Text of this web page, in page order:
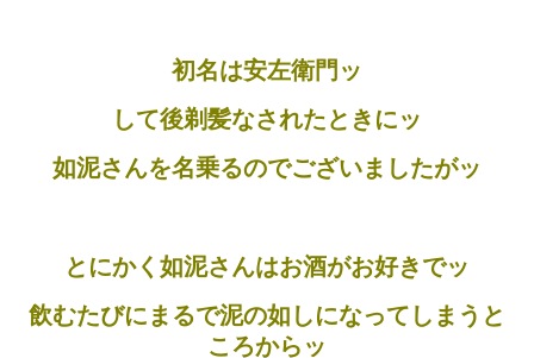
初名は安左衛門ッ
して後剃髪なされたときにッ
如泥さんを名乗るのでございましたがッ
とにかく如泥さんはお酒がお好きでッ
飲むたびにまるで泥の如しになってしまうと
ころからッ